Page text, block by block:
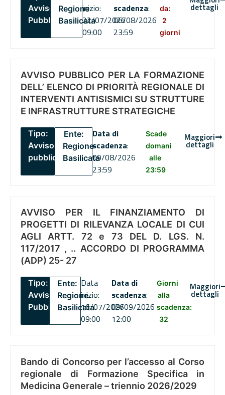
Avviso
Pubblico
Regione
Basilicata
inizio:
22/07/2026
09:00
scadenza:
06/08/2026
23:59
da:
2
giorni
dettagli
AVVISO PUBBLICO PER LA FORMAZIONE
DELL’ ELENCO DI PRIORITÀ REGIONALE DI
INTERVENTI ANTISISMICI SU STRUTTURE
E INFRASTRUTTURE STRATEGICHE
Tipo:
Avviso
pubblico
Ente:
Regione
Basilicata
Data di
scadenza:
09/08/2026
23:59
Scade
domani
alle
23:59
Maggiori
dettagli
AVVISO PER IL FINANZIAMENTO DI
PROGETTI DI RILEVANZA LOCALE DI CUI
AGLI ARTT. 72 e 73 DEL D. LGS. N.
117/2017 , .. ACCORDO DI PROGRAMMA
(ADP) 25- 27
Tipo:
Avviso
Pubblico
Ente:
Regione
Basilicata
Data
inizio:
16/07/2026
09:00
Data di
scadenza:
09/09/2026
12:00
Giorni
alla
scadenza:
32
Maggiori
dettagli
Bando di Concorso per l’accesso al Corso
regionale di Formazione Specifica in
Medicina Generale – triennio 2026/2029